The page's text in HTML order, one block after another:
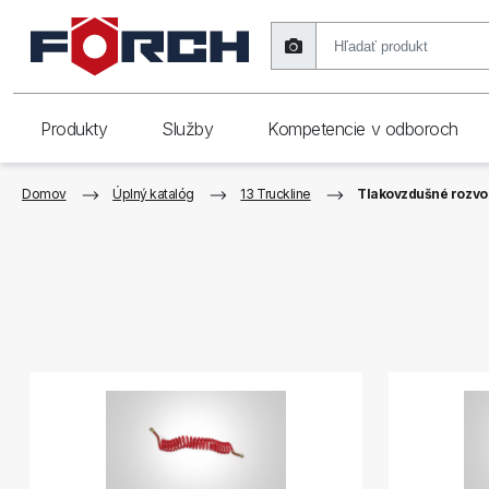
Produkty Služby Kompetencie v odboroch
Domov Úplný katalóg 13 Truckline Tlakovzdušné